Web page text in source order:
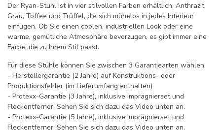
Der Ryan-Stuhl ist in vier stilvollen Farben erhältlich; Anthrazit,
Grau, Toffee und Trüffel, die sich mühelos in jedes Interieur
einfügen. Ob Sie einen coolen, industriellen Look oder eine
warme, gemütliche Atmosphäre bevorzugen, es gibt immer eine
Farbe, die zu Ihrem Stil passt.
Für diese Stühle können Sie zwischen 3 Garantiearten wählen:
- Herstellergarantie (2 Jahre) auf Konstruktions- oder
Produktionsfehler (im Lieferumfang enthalten)
- Protexx-Garantie (3 Jahre), inklusive Imprägnierset und
Fleckentferner. Sehen Sie sich dazu das Video unten an.
- Protexx-Garantie (5 Jahre), inklusive Imprägnierset und
Fleckentferner. Sehen Sie sich dazu das Video unten an.